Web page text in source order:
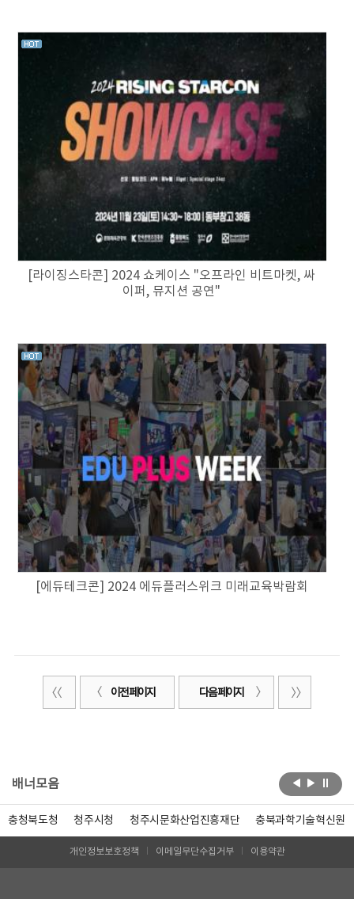
[라이징스타콘] 2024 쇼케이스 "오프라인 비트마켓, 싸
이퍼, 뮤지션 공연"
[에듀테크콘] 2024 에듀플러스위크 미래교육박람회
이전 페이지 다음 페이지
배너모음
충청북도청 청주시청 청주시문화산업진흥재단 충북과학기술혁신원
개인정보보호정책 이메일무단수집거부 이용약관